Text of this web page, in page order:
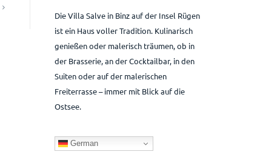
Die Villa Salve in Binz auf der Insel Rügen
ist ein Haus voller Tradition. Kulinarisch
genießen oder malerisch träumen, ob in
der Brasserie, an der Cocktailbar, in den
Suiten oder auf der malerischen
Freiterrasse – immer mit Blick auf die
Ostsee.
German